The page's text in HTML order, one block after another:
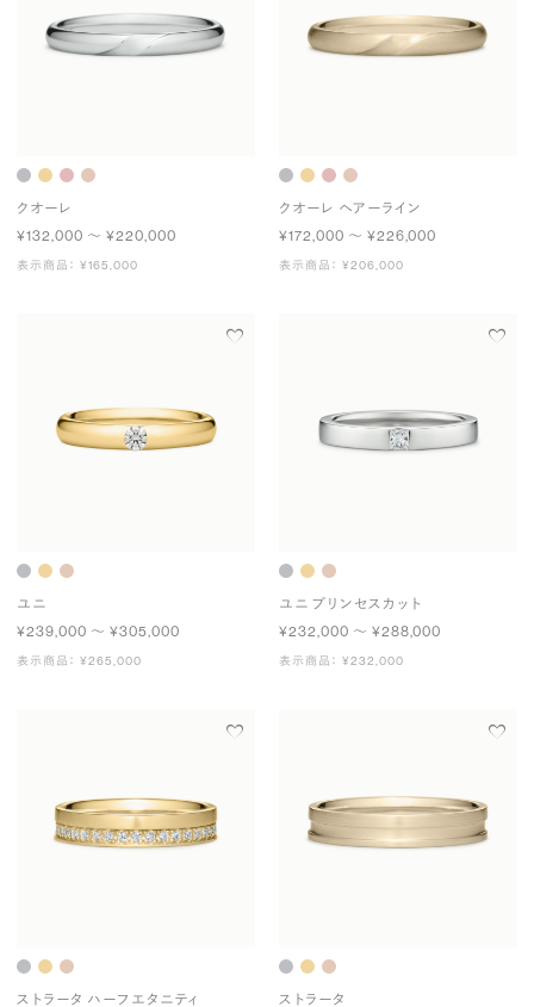
クオーレ
¥132,000 〜 ¥220,000
表示商品： ¥165,000
クオーレ ヘアーライン
¥172,000 〜 ¥226,000
表示商品： ¥206,000
ユニ
¥239,000 〜 ¥305,000
表示商品： ¥265,000
ユニ プリンセスカット
¥232,000 〜 ¥288,000
表示商品： ¥232,000
ストラータ ハーフエタニティ
ストラータ